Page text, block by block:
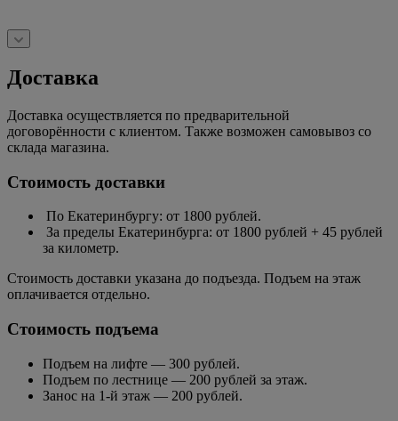
Доставка
Доставка осуществляется по предварительной
договорённости с клиентом. Также возможен самовывоз со
склада магазина.
Стоимость доставки
По Екатеринбургу: от 1800 рублей.
За пределы Екатеринбурга: от 1800 рублей + 45 рублей
за километр.
Стоимость доставки указана до подъезда. Подъем на этаж
оплачивается отдельно.
Стоимость подъема
Подъем на лифте — 300 рублей.
Подъем по лестнице — 200 рублей за этаж.
Занос на 1-й этаж — 200 рублей.